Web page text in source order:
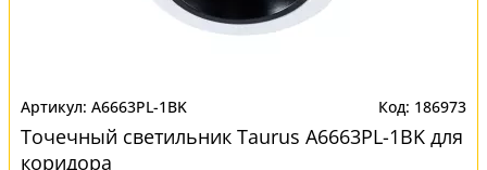
A6663PL-1BK 186973
Точечный светильник Taurus A6663PL-1BK для
коридора